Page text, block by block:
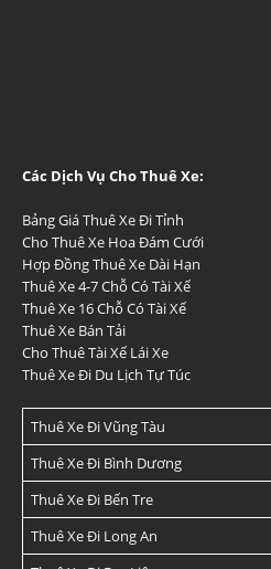
Các Dịch Vụ Cho Thuê Xe:
Bảng Giá Thuê Xe Đi Tỉnh
Cho Thuê Xe Hoa Đám Cưới
Hợp Đồng Thuê Xe Dài Hạn
Thuê Xe 4-7 Chỗ Có Tài Xế
Thuê Xe 16 Chỗ Có Tài Xế
Thuê Xe Bán Tải
Cho Thuê Tài Xế Lái Xe
Thuê Xe Đi Du Lịch Tự Túc
Thuê Xe Đi Vũng Tàu
Thuê Xe Đi Bình Dương
Thuê Xe Đi Bến Tre
Thuê Xe Đi Long An